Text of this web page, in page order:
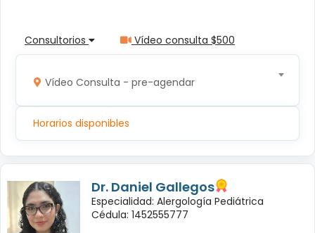
Consultorios Vídeo consulta $500
Vídeo Consulta - pre-agendar
Horarios disponibles
Dr. Daniel Gallegos
Especialidad: Alergología Pediátrica
Cédula: 1452555777